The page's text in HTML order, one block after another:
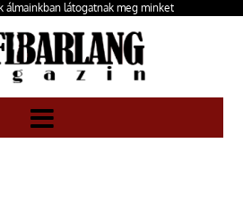
álmainkban látogatnak meg minket